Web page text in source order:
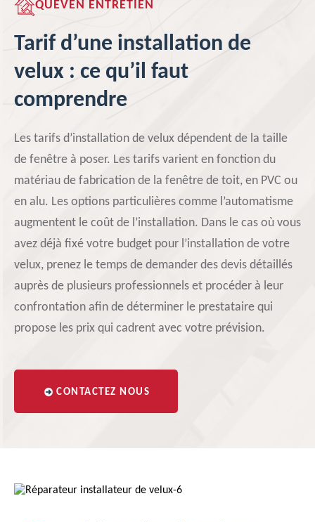
QUEVEN ENTRETIEN
Tarif d’une installation de
velux : ce qu’il faut
comprendre
Les tarifs d’installation de velux dépendent de la taille
de fenêtre à poser. Les tarifs varient en fonction du
matériau de fabrication de la fenêtre de toit, en PVC ou
en alu. Les options particulières comme l’automatisme
augmentent le coût de l’installation. Dans le cas où vous
avez déjà fixé votre budget pour l’installation de votre
velux, prenez le temps de demander des devis détaillés
auprès de plusieurs professionnels et procéder à leur
confrontation afin de déterminer le prestataire qui
propose les prix qui cadrent avec votre prévision.
CONTACTEZ NOUS